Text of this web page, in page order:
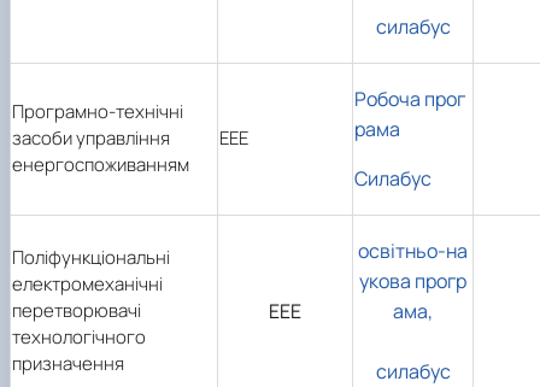
силабус
Програмно-технічні
засоби управління
енергоспоживанням
ЕЕЕ
Робоча прог
рама
Силабус
Поліфункціональні
електромеханічні
перетворювачі
технологічного
призначення
ЕЕЕ
освітньо-на
укова прогр
ама,
силабус